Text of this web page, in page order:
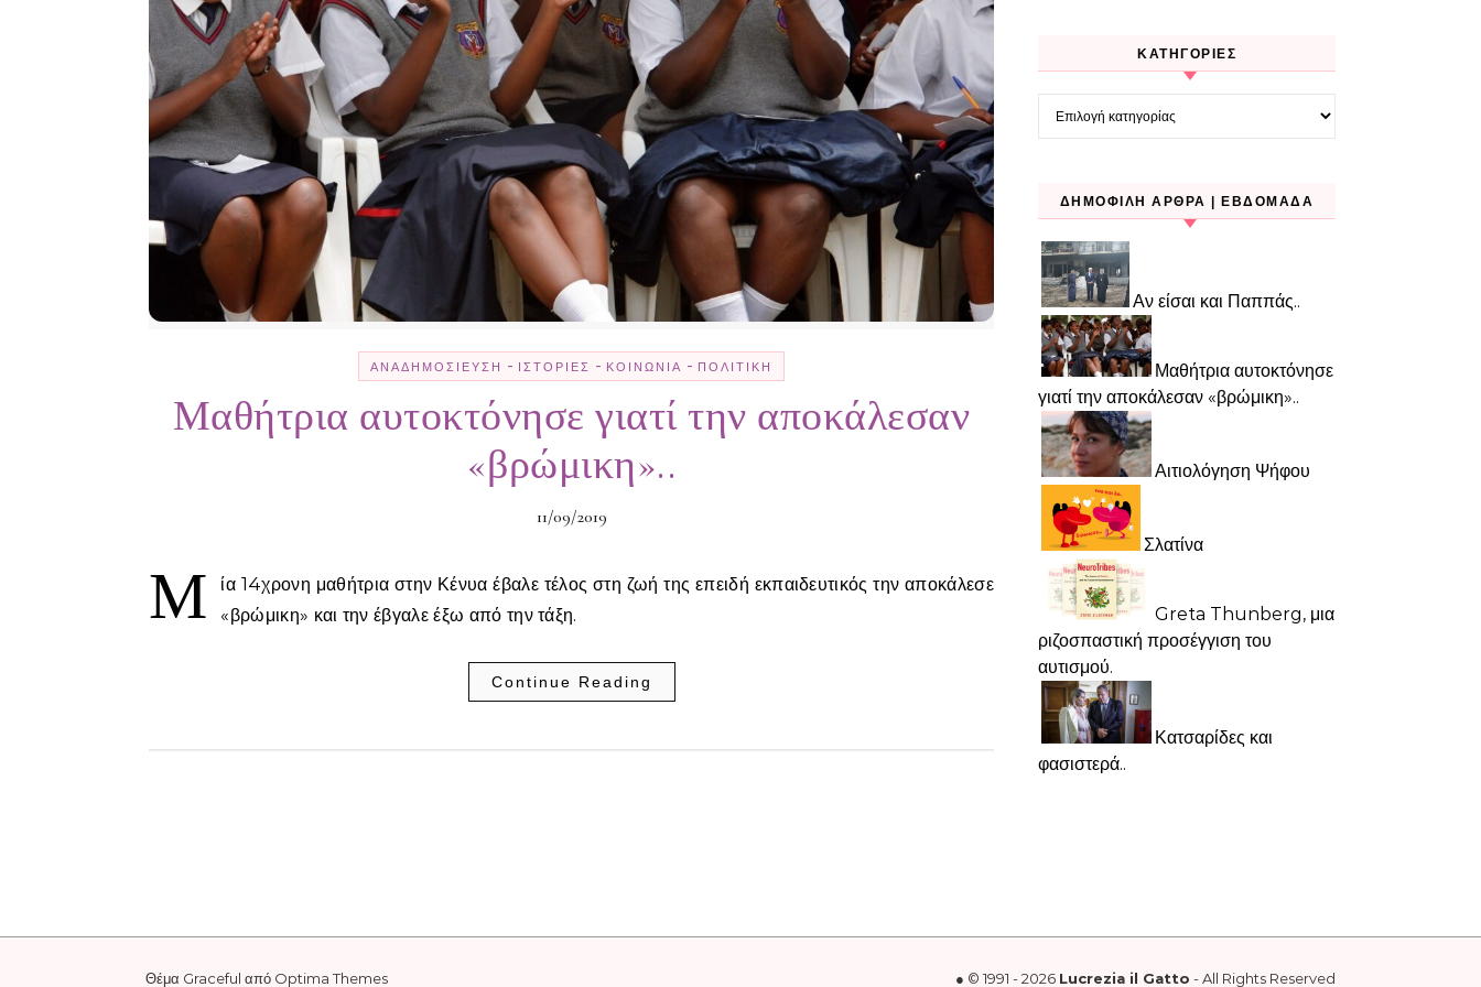
ΑΝΑΔΗΜΟΣΊΕΥΣΗ - ΙΣΤΟΡΊΕΣ - ΚΟΙΝΩΝΊΑ - ΠΟΛΙΤΙΚΉ
Μαθήτρια αυτοκτόνησε γιατί την αποκάλεσαν
«βρώμικη»..
11/09/2019
Μ
ία 14χρονη μαθήτρια στην Κένυα έβαλε τέλος στη ζωή της επειδή εκπαιδευτικός την αποκάλεσε
«βρώμικη» και την έβγαλε έξω από την τάξη.
Continue Reading
KΑΤΗΓΟΡΊΕΣ
Kατηγορίες
ΔΗΜΟΦΙΛΉ ΆΡΘΡΑ | ΕΒΔΟΜΆΔΑ
Αν είσαι και Παππάς..
Μαθήτρια αυτοκτόνησε
γιατί την αποκάλεσαν «βρώμικη»..
Αιτιολόγηση Ψήφου
Σλατίνα
Greta Thunberg, μια
ριζοσπαστική προσέγγιση του
αυτισμού.
Κατσαρίδες και
φασιστερά..
● © 1991 - 2026 Lucrezia il Gatto - All Rights Reserved
Θέμα Graceful από Optima Themes